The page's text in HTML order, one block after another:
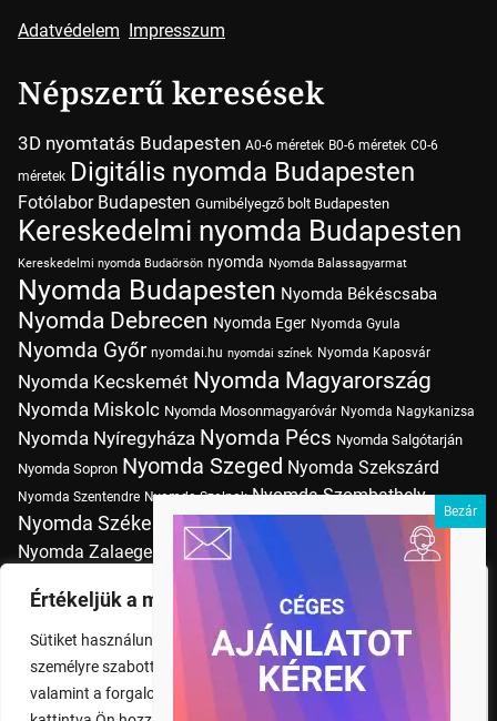
Értékeljük a magánéletét
Sütiket használunk a böngészési élmény fokozására,
személyre szabott hirdetések vagy tartalmak megjelenítésére,
valamint a forgalom elemzésére. A "Mindent elfogad" gombra
Adatvédelem Impresszum
Népszerű keresések
3D nyomtatás Budapesten A0-6 méretek B0-6 méretek C0-6
méretek Digitális nyomda Budapesten
Fotólabor Budapesten Gumibélyegző bolt Budapesten
Kereskedelmi nyomda Budapesten
Kereskedelmi nyomda Budaörsön nyomda Nyomda Balassagyarmat
Nyomda Budapesten Nyomda Békéscsaba
Nyomda Debrecen Nyomda Eger Nyomda Gyula
Nyomda Győr nyomdai.hu nyomdai színek Nyomda Kaposvár
Nyomda Kecskemét Nyomda Magyarország
Nyomda Miskolc Nyomda Mosonmagyaróvár Nyomda Nagykanizsa
Nyomda Nyíregyháza Nyomda Pécs Nyomda Salgótarján
Nyomda Sopron Nyomda Szeged Nyomda Szekszárd
Nyomda Szentendre Nyomda Szolnok Nyomda Szombathely
Nyomda Székesfehérvár Nyomda Tatabánya Nyomda Vác
Nyomda Zalaegerszeg Nyomda Érd nyomtatás
Nyomtatás Budapesten
Pólónyomtatás Budapesten Szitanyomda Budapesten
Tudásbázis